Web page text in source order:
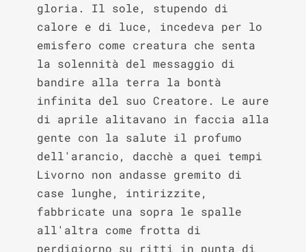
gloria. Il sole, stupendo di
calore e di luce, incedeva per lo
emisfero come creatura che senta
la solennità del messaggio di
bandire alla terra la bontà
infinita del suo Creatore. Le aure
di aprile alitavano in faccia alla
gente con la salute il profumo
dell'arancio, dacchè a quei tempi
Livorno non andasse gremito di
case lunghe, intirizzite,
fabbricate una sopra le spalle
all'altra come frotta di
perdigiorno su ritti in punta di